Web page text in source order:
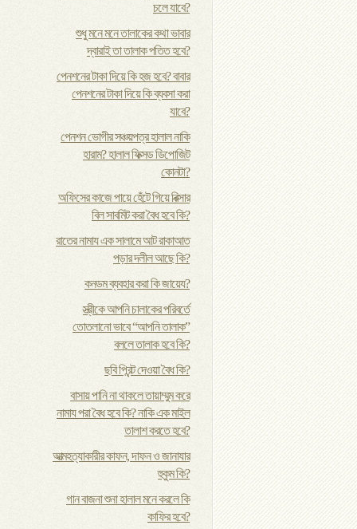
চলে যাবে?
শুধু মনে মনে তালাকের কথা ভাবার
দ্বারাই তা তালাক পতিত হবে?
পেনশনের টাকা দিয়ে কি হজ হবে? বাবার
পেনশনের টাকা দিয়ে কি ব্যবসা করা
যাবে?
পেনশন ভোগীর সঞ্চয়পত্র হালাল নাকি
হারাম? হালাল ফিক্সড ডিপোজিট
কোনটা?
অফিসের কাজে পায়ে হেঁটে গিয়ে রিক্সার
বিল সাবমিট করা বৈধ হবে কি?
রাতের নামায এক সালামে আট রাকাআত
পড়ার দলীল আছে কি?
কনডম ব্যবহার করা কি জায়েয?
স্ত্রীকে আপনি চালাকের পরিবর্তে
তোতলানো ভাবে “আপনি তালাক”
বললে তালাক হবে কি?
ছবি প্রিন্ট দেওয়া বৈধ কি?
বাসায় পানি না থাকলে তায়াম্মুম করে
নামায পরা বৈধ হবে কি? নাকি এক মাইল
তালাশ করতে হবে?
আত্মহত্যাকারীর কাফন, দাফন ও জানাযার
হুকুম কি?
গান বাজনা শুনা হালাল মনে করলে কি
কাফির হবে?